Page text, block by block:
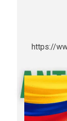
https://